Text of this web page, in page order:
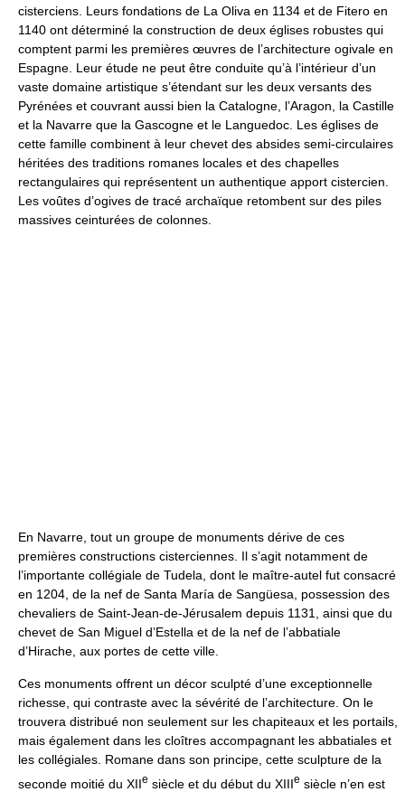
cisterciens. Leurs fondations de La Oliva en 1134 et de Fitero en
1140 ont déterminé la construction de deux églises robustes qui
comptent parmi les premières œuvres de l’architecture ogivale en
Espagne. Leur étude ne peut être conduite qu’à l’intérieur d’un
vaste domaine artistique s’étendant sur les deux versants des
Pyrénées et couvrant aussi bien la Catalogne, l’Aragon, la Castille
et la Navarre que la Gascogne et le Languedoc. Les églises de
cette famille combinent à leur chevet des absides semi-circulaires
héritées des traditions romanes locales et des chapelles
rectangulaires qui représentent un authentique apport cistercien.
Les voûtes d’ogives de tracé archaïque retombent sur des piles
massives ceinturées de colonnes.
En Navarre, tout un groupe de monuments dérive de ces
premières constructions cisterciennes. Il s’agit notamment de
l’importante collégiale de Tudela, dont le maître-autel fut consacré
en 1204, de la nef de Santa María de Sangüesa, possession des
chevaliers de Saint-Jean-de-Jérusalem depuis 1131, ainsi que du
chevet de San Miguel d’Estella et de la nef de l’abbatiale
d’Hirache, aux portes de cette ville.
Ces monuments offrent un décor sculpté d’une exceptionnelle
richesse, qui contraste avec la sévérité de l’architecture. On le
trouvera distribué non seulement sur les chapiteaux et les portails,
mais également dans les cloîtres accompagnant les abbatiales et
les collégiales. Romane dans son principe, cette sculpture de la
seconde moitié du XIIe siècle et du début du XIIIe siècle n’en est